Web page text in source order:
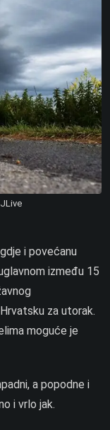
i povećanu
između 15
za utorak.
moguće je
a popodne i
i vrlo jak.